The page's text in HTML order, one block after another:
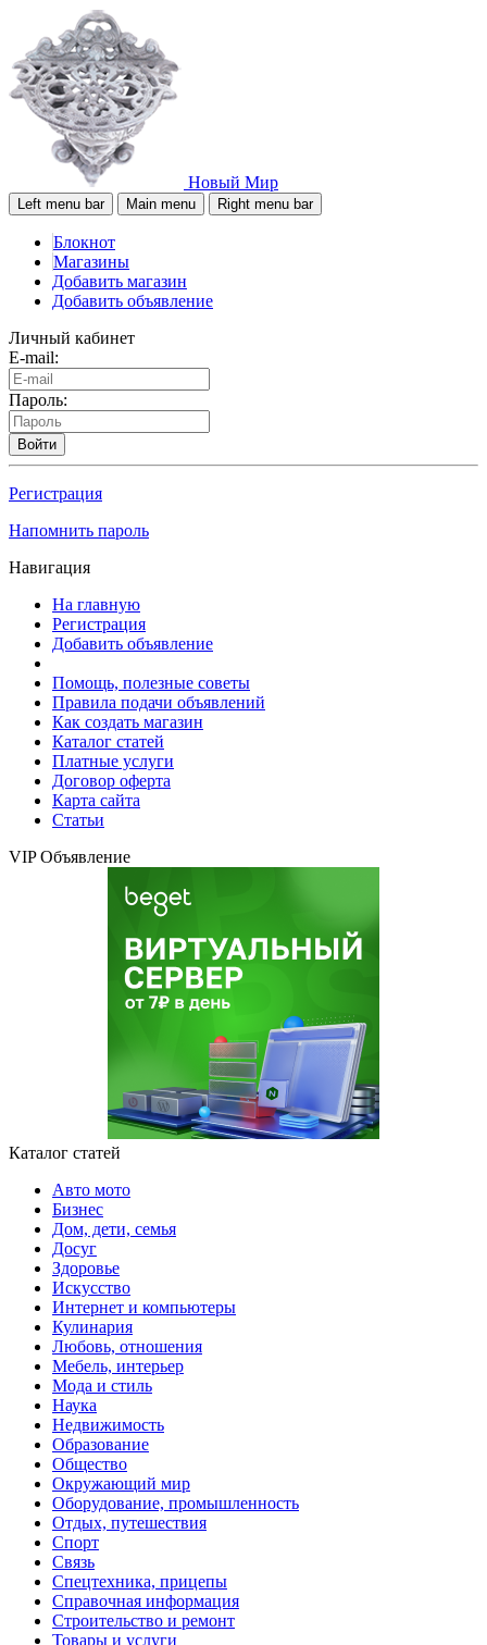
Новый Мир
Left menu bar Main menu Right menu bar
Блокнот
Магазины
Добавить магазин
Добавить объявление
Личный кабинет
E-mail:
Пароль:
Войти
Регистрация
Напомнить пароль
Навигация
На главную
Регистрация
Добавить объявление
Помощь, полезные советы
Правила подачи объявлений
Как создать магазин
Каталог статей
Платные услуги
Договор оферта
Карта сайта
Статьи
VIP Объявление
Каталог статей
Авто мото
Бизнес
Дом, дети, семья
Досуг
Здоровье
Искусство
Интернет и компьютеры
Кулинария
Любовь, отношения
Мебель, интерьер
Мода и стиль
Наука
Недвижимость
Образование
Общество
Окружающий мир
Оборудование, промышленность
Отдых, путешествия
Спорт
Связь
Спецтехника, прицепы
Справочная информация
Строительство и ремонт
Товары и услуги